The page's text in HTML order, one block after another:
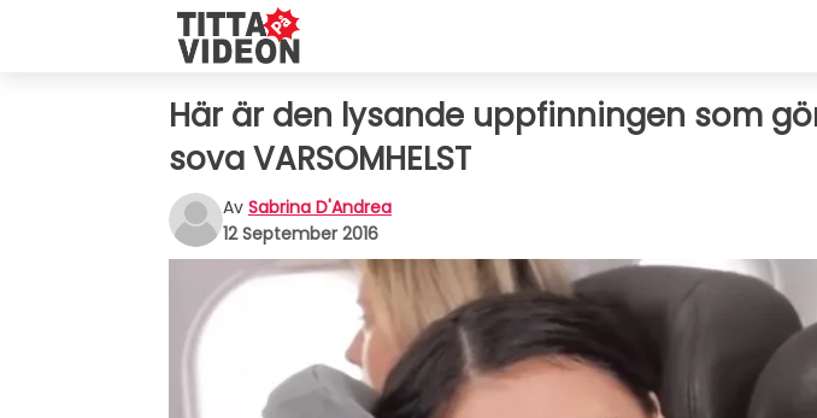
Här är den lysande uppfinningen som
sova VARSOMHELST
Av Sabrina D'Andrea
12 September 2016